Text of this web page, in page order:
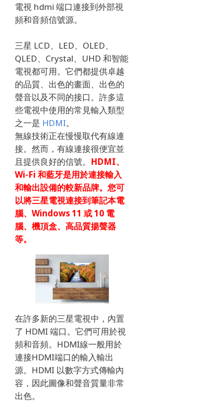
電視 hdmi 端口連接到外部視
頻和音頻信號源。
三星 LCD、LED、OLED、
QLED、Crystal、UHD 和智能
電視都可用。 它們都提供卓越
的品質、出色的畫面、出色的
聲音以及不同的接口。 許多這
些電視中使用的常見輸入類型
之一是 HDMI。
無線技術正在慢慢取代有線連
接。 然而，有線連接很便宜並
且提供良好的信號。 HDMI、
Wi-Fi 和藍牙是用於連接輸入
和輸出設備的較新品牌。 您可
以將三星電視連接到筆記本電
腦、Windows 11 或 10 電
腦、機頂盒、高品質揚聲器
等。
在許多新的三星電視中，內置
了 HDMI 端口。 它們可用於視
頻和音頻。 HDMI線一般用於
連接HDMI端口的輸入輸出
源。 HDMI 以數字方式傳輸內
容，因此圖像和聲音質量非常
出色。